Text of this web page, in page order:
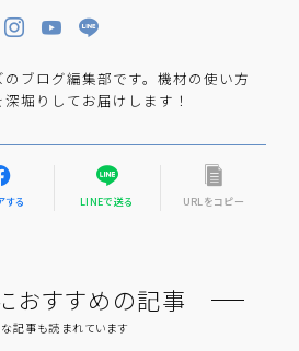
ブログ編集部です。機材の使い方
堀りしてお届けします！
する LINEで送る URLをコピー
おすすめの記事
記事も読まれています